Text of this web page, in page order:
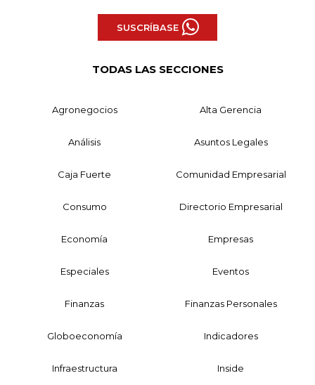
SUSCRÍBASE
TODAS LAS SECCIONES
Agronegocios Alta Gerencia
Análisis Asuntos Legales
Caja Fuerte Comunidad Empresarial
Consumo Directorio Empresarial
Economía Empresas
Especiales Eventos
Finanzas Finanzas Personales
Globoeconomía Indicadores
Infraestructura Inside